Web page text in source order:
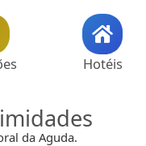
Hotéis
da Aguda.